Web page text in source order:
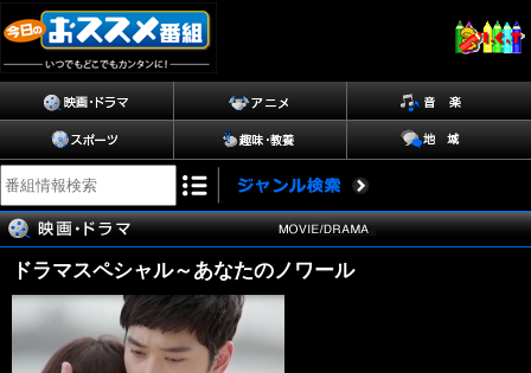
ドラマスペシャル～あなたのノワール